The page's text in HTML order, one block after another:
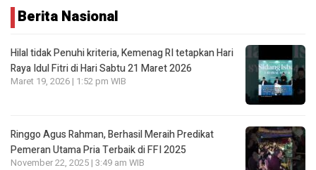
Berita Nasional
Hilal tidak Penuhi kriteria, Kemenag RI tetapkan Hari
Raya Idul Fitri di Hari Sabtu 21 Maret 2026
Maret 19, 2026 | 1:52 pm WIB
Ringgo Agus Rahman, Berhasil Meraih Predikat
Pemeran Utama Pria Terbaik di FFI 2025
November 22, 2025 | 3:49 am WIB